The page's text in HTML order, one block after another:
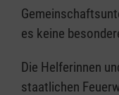
es keine
Die Helferinnen
staatlichen